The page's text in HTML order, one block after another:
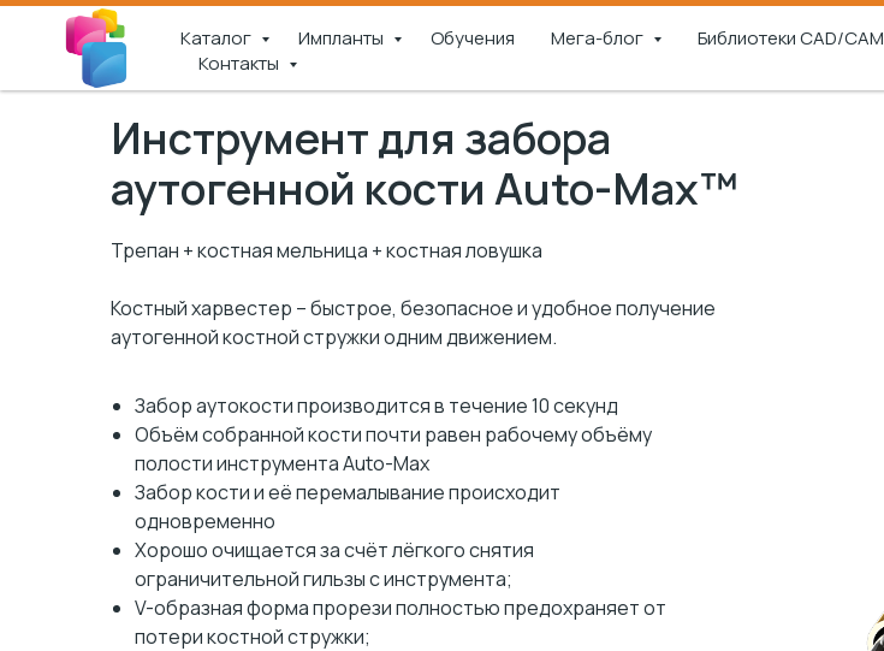
Каталог Импланты Обучения Мега-блог
Библиотеки CAD/CAM
Контакты
Инструмент для забора
аутогенной кости Auto-Max™
Трепан + костная мельница + костная ловушка
Костный харвестер – быстрое, безопасное и удобное получение
аутогенной костной стружки одним движением.
Забор аутокости производится в течение 10 секунд
Объём собранной кости почти равен рабочему объёму
полости инструмента Auto-Max
Забор кости и её перемалывание происходит
одновременно
Хорошо очищается за счёт лёгкого снятия
ограничительной гильзы с инструмента;
V-образная форма прорези полностью предохраняет от
потери костной стружки;